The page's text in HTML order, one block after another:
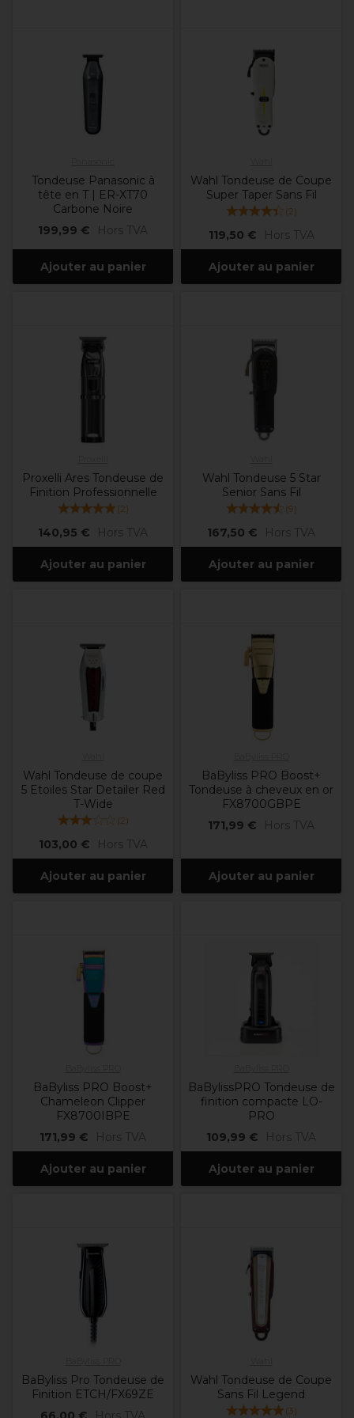
Tondeuse Panasonic à
tête en T | ER-XT70
Carbone Noire
199,99 €
Hors TVA
Ajouter au panier
Wahl Tondeuse de Coupe
Super Taper Sans Fil
(2)
119,50 € Hors TVA
Ajouter au panier
Proxelli Ares Tondeuse de
Finition Professionnelle
(2)
140,95 € Hors TVA
Ajouter au panier
Wahl Tondeuse 5 Star
Senior Sans Fil
(9)
167,50 € Hors TVA
Ajouter au panier
Wahl Tondeuse de coupe
5 Etoiles Star Detailer Red
T-Wide
(2)
103,00 € Hors TVA
Ajouter au panier
BaByliss PRO Boost+
Tondeuse à cheveux en or
FX8700GBPE
171,99 €
Hors TVA
Ajouter au panier
BaByliss PRO Boost+
Chameleon Clipper
FX8700IBPE
171,99 €
Hors TVA
Ajouter au panier
BaBylissPRO Tondeuse de
finition compacte LO-
PRO
109,99 €
Hors TVA
Ajouter au panier
BaByliss Pro Tondeuse de
Finition ETCH/FX69ZE
Wahl Tondeuse de Coupe
Sans Fil Legend
(3)